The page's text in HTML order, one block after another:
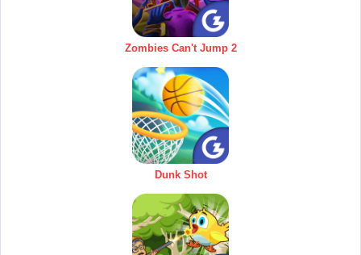
Zombies Can't Jump 2
Dunk Shot